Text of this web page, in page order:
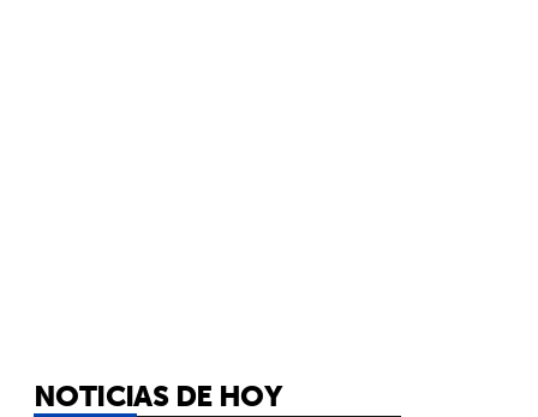
NOTICIAS DE HOY